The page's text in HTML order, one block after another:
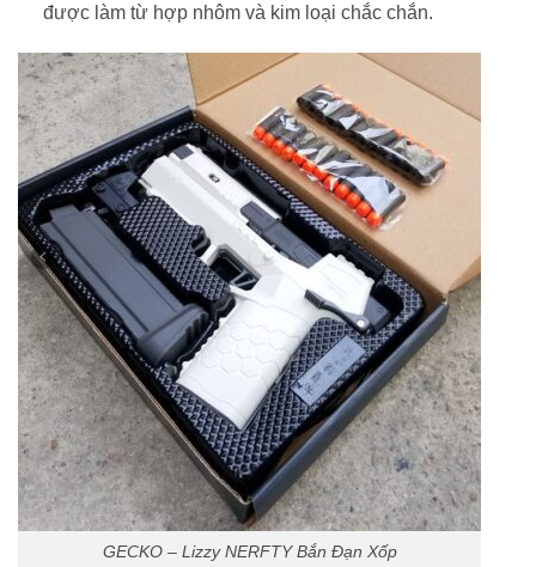
được làm từ hợp nhôm và kim loại chắc chắn.
GECKO – Lizzy NERFTY Bắn Đạn Xốp